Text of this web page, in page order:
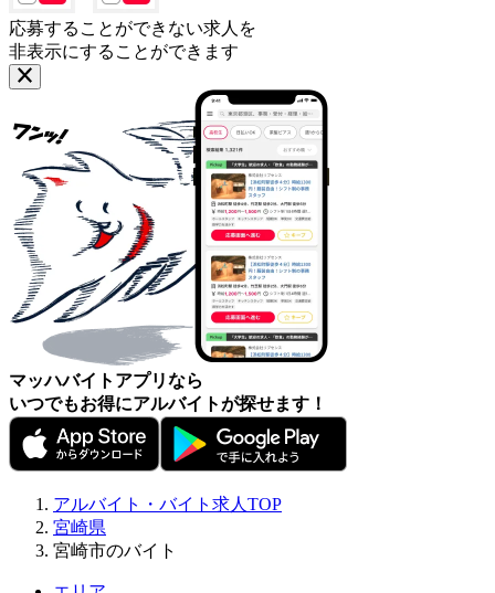
応募することができない求人を
非表示にすることができます
マッハバイトアプリなら
いつでもお得にアルバイトが探せます！
アルバイト・バイト求人TOP
宮崎県
宮崎市のバイト